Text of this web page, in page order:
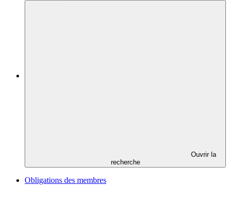
Ouvrir la
recherche
Obligations des membres